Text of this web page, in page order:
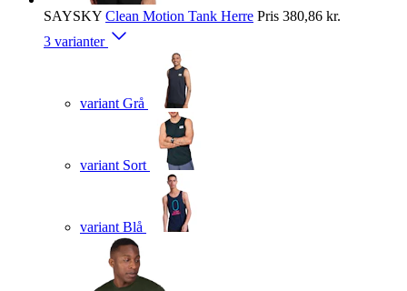
SAYSKY Clean Motion Tank Herre Pris 380,86 kr.
3 varianter
variant Grå
variant Sort
variant Blå